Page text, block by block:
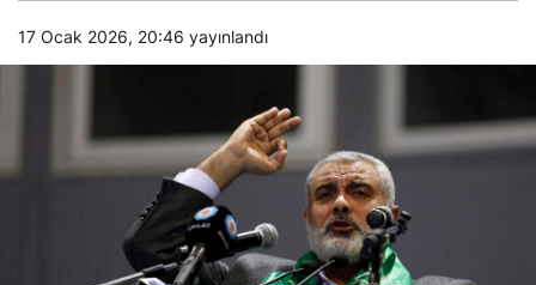
17 Ocak 2026, 20:46 yayınlandı